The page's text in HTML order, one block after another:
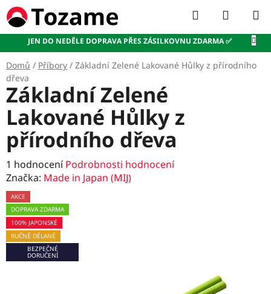
Přejít
na
obsah
JEN DO NEDĚLE DOPRAVA PŘES ZÁSILKOVNU ZDARMA ✅
Hledat
KOŠÍK
Domů / Příbory / Základní Zelené Lakované Hůlky z přírodního
dřeva
Základní Zelené
Lakované Hůlky z
přírodního dřeva
Průměrné
hodnocení
produktu
je
5,0
z
5
hvězdiček.
1 hodnocení Podrobnosti hodnocení
Značka: Made in Japan (MIJ)
AKCE
DOPRAVA ZDARMA
100% JAPONSKÉ
RUČNĚ DĚLANÉ
BEZPEČNÉ
DORUČENÍ